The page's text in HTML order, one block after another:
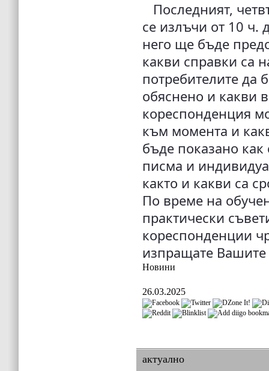
Последният,
се излъчи от 10 ч.
него ще бъде
какви справки са
потребителите да
обяснено и какви
кореспонденция
към момента и
бъде показано
писма и
както и какви са
По време на
практически
кореспонденции
изпращате
Новини
26.03.2025
актуално